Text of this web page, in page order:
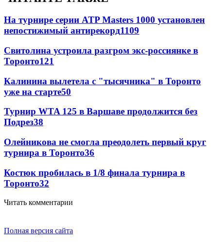
На турнире серии ATP Masters 1000 установлен
непостижимый антирекорд1109
Свитолина устроила разгром экс-россиянке в
Торонто121
Калинина вылетела с "тысячника" в Торонто
уже на старте50
Турнир WTA 125 в Варшаве продолжится без
Подрез38
Олейникова не смогла преодолеть первый круг
турнира в Торонто36
Костюк пробилась в 1/8 финала турнира в
Торонто32
Читать комментарии
Полная версия сайта